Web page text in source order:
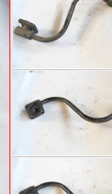
з
и